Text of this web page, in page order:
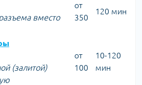
вместо
от
350
120 мин
(залитой)
от
100
10-120
мин